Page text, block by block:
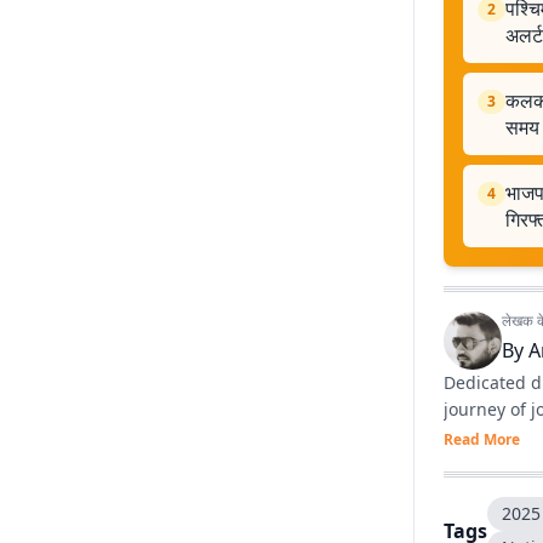
2
अलर्ट
3
समय
4
लेखक के
By
Dedicated
journey of
Read More
Tags